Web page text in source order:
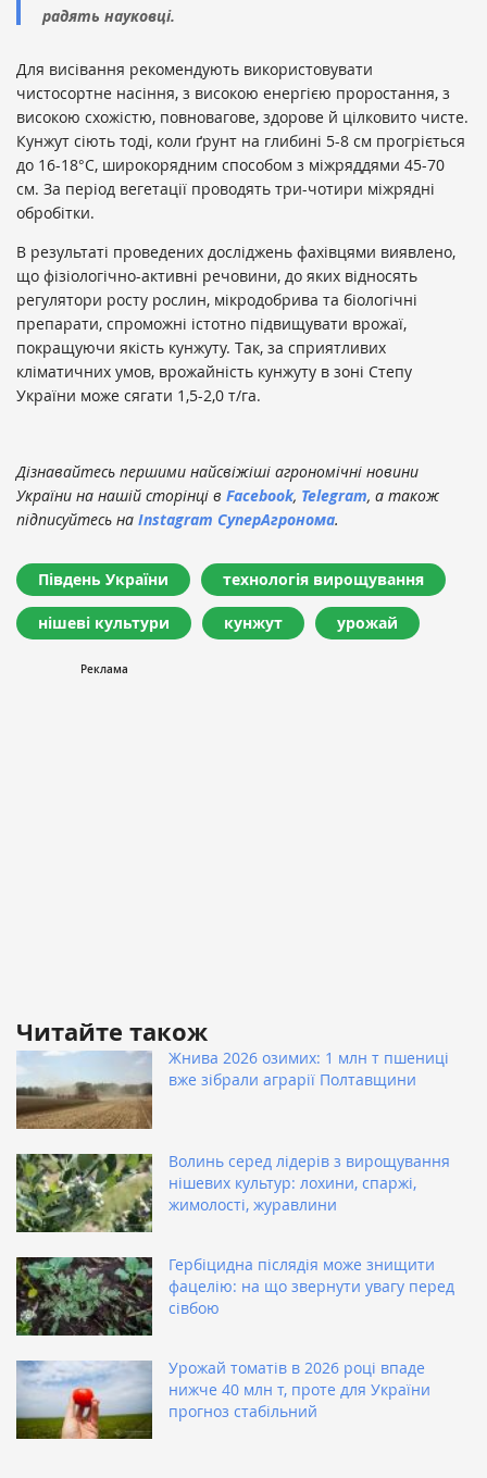
радять науковці.
Для висівання рекомендують використовувати
чистосортне насіння, з високою енергією проростання, з
високою схожістю, повновагове, здорове й цілковито чисте.
Кунжут сіють тоді, коли ґрунт на глибині 5-8 см прогріється
до 16-18°С, широкорядним способом з міжряддями 45-70
см. За період вегетації проводять три-чотири міжрядні
обробітки.
В результаті проведених досліджень фахівцями виявлено,
що фізіологічно-активні речовини, до яких відносять
регулятори росту рослин, мікродобрива та біологічні
препарати, спроможні істотно підвищувати врожаї,
покращуючи якість кунжуту. Так, за сприятливих
кліматичних умов, врожайність кунжуту в зоні Степу
України може сягати 1,5-2,0 т/га.
Дізнавайтесь першими найсвіжіші агрономічні новини
України на нашій сторінці в Facebook, Telegram, а також
підписуйтесь на Instagram СуперАгронома.
Південь України технологія вирощування
нішеві культури кунжут урожай
Читайте також
Жнива 2026 озимих: 1 млн т пшениці
вже зібрали аграрії Полтавщини
Волинь серед лідерів з вирощування
нішевих культур: лохини, спаржі,
жимолості, журавлини
Гербіцидна післядія може знищити
фацелію: на що звернути увагу перед
сівбою
Урожай томатів в 2026 році впаде
нижче 40 млн т, проте для України
прогноз стабільний